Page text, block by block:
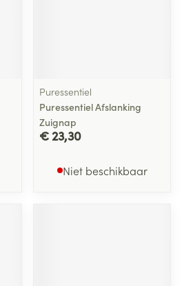
Puressentiel
Puressentiel Afslanking
Zuignap
€ 23,30
Niet beschikbaar